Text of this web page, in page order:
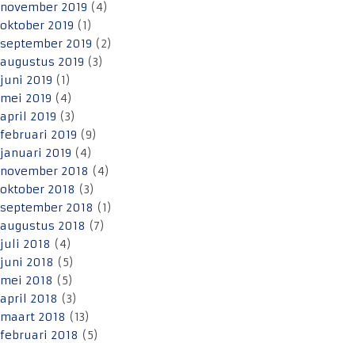
november 2019 (4)
oktober 2019 (1)
september 2019 (2)
augustus 2019 (3)
juni 2019 (1)
mei 2019 (4)
april 2019 (3)
februari 2019 (9)
januari 2019 (4)
november 2018 (4)
oktober 2018 (3)
september 2018 (1)
augustus 2018 (7)
juli 2018 (4)
juni 2018 (5)
mei 2018 (5)
april 2018 (3)
maart 2018 (13)
februari 2018 (5)